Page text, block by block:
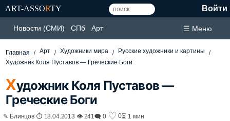
ART-ASSORTY Войти
Новости (СМИ) СПб Арт ☰ Меню
Главная Арт Художники мира
Русские художники и картины
Художник Коля Пуставов — Греческие Боги
Художник Коля Пуставов —
Греческие Боги
✎ Блинцов ⏱ 18.04.2013 👁 241🗨 0 ♡ 0⏳ 1 мин